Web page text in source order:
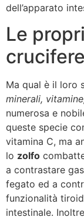
dell’apparato
Le
crucifere
Ma qual è il loro
minerali,
numerosa e
queste specie
vitamina C, ma
lo zolfo
a contrastare
fegato ed a
funzionalità
intestinale.